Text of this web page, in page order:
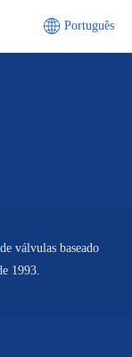
Português
válvulas baseado
1993.